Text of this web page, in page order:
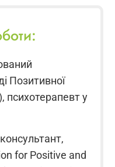
Позитивної
психотерапевт у
for Positive and